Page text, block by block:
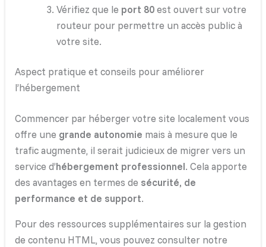
Vérifiez que le port 80est ouvert sur votre
routeur pour permettre un accès public à
votre site.
Aspect pratique et conseils pour améliorer
l’hébergement
Commencer par héberger votre site localement vous
offre une grande autonomie mais à mesure que le
trafic augmente, il serait judicieux de migrer vers un
service d’hébergement professionnel. Cela apporte
des avantages en termes de sécurité, de
performance et de support.
Pour des ressources supplémentaires sur la gestion
de contenu HTML, vous pouvez consulter notre